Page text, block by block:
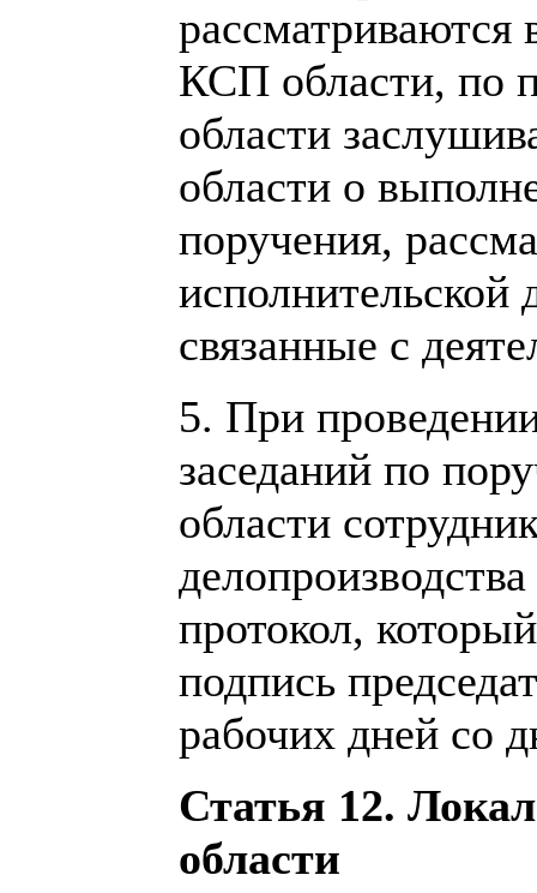
рассматриваются
КСП области, по
области
области о
поручения,
связанные с
5. При
заседаний по
области
протокол,
подпись
рабочих дней со
Статья 12.
области